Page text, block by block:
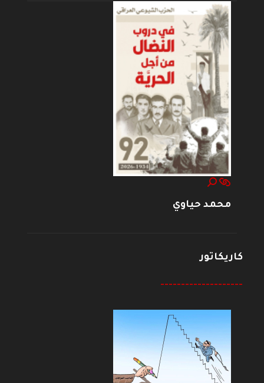
محمد حياوي
كاريكاتور
--------------------